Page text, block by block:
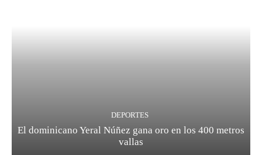
DEPORTES
El dominicano Yeral Núñez gana oro en los 400 metros
vallas